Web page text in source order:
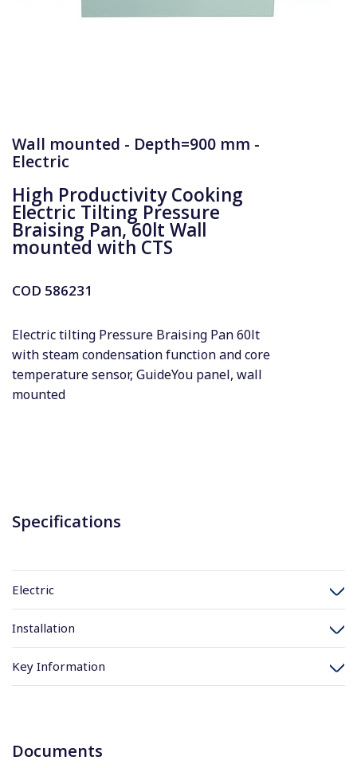
Wall mounted - Depth=900 mm -
Electric
High Productivity Cooking
Electric Tilting Pressure
Braising Pan, 60lt Wall
mounted with CTS
COD 586231
Electric tilting Pressure Braising Pan 60lt
with steam condensation function and core
temperature sensor, GuideYou panel, wall
mounted
Specifications
Electric
Installation
Key Information
Documents